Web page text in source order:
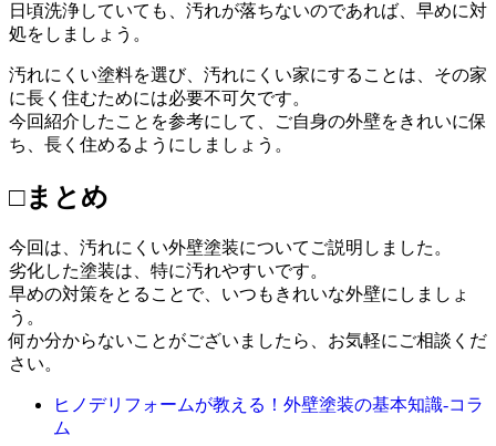
日頃洗浄していても、汚れが落ちないのであれば、早めに対
処をしましょう。
汚れにくい塗料を選び、汚れにくい家にすることは、その家
に長く住むためには必要不可欠です。
今回紹介したことを参考にして、ご自身の外壁をきれいに保
ち、長く住めるようにしましょう。
□まとめ
今回は、汚れにくい外壁塗装についてご説明しました。
劣化した塗装は、特に汚れやすいです。
早めの対策をとることで、いつもきれいな外壁にしましょ
う。
何か分からないことがございましたら、お気軽にご相談くだ
さい。
ヒノデリフォームが教える！外壁塗装の基本知識‐コラ
ム